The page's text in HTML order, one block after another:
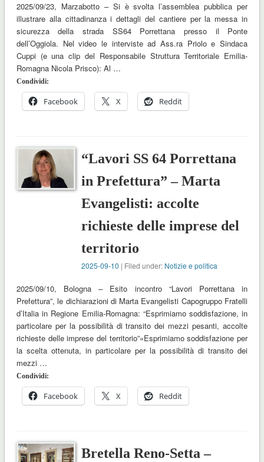
2025/09/23, Marzabotto – Si è svolta l’assemblea pubblica per
illustrare alla cittadinanza i dettagli del cantiere per la messa in
sicurezza della strada SS64 Porrettana presso il Ponte
dell’Oggiola. Nel video le interviste ad Ass.ra Priolo e Sindaca
Cuppi (e una clip del Responsabile Struttura Territoriale Emilia-
Romagna Nicola Prisco): Al …
Condividi:
Facebook X Reddit
“Lavori SS 64 Porrettana
in Prefettura” – Marta
Evangelisti: accolte
richieste delle imprese del
territorio
2025-09-10 | Filed under: Notizie e politica
2025/09/10, Bologna – Esito incontro “Lavori Porrettana in
Prefettura”, le dichiarazioni di Marta Evangelisti Capogruppo Fratelli
d’Italia in Regione Emilia-Romagna: “Esprimiamo soddisfazione, in
particolare per la possibilità di transito dei mezzi pesanti, accolte
richieste delle imprese del territorio”«Esprimiamo soddisfazione per
la scelta ottenuta, in particolare per la possibilità di transito dei
mezzi …
Condividi:
Facebook X Reddit
Bretella Reno-Setta –